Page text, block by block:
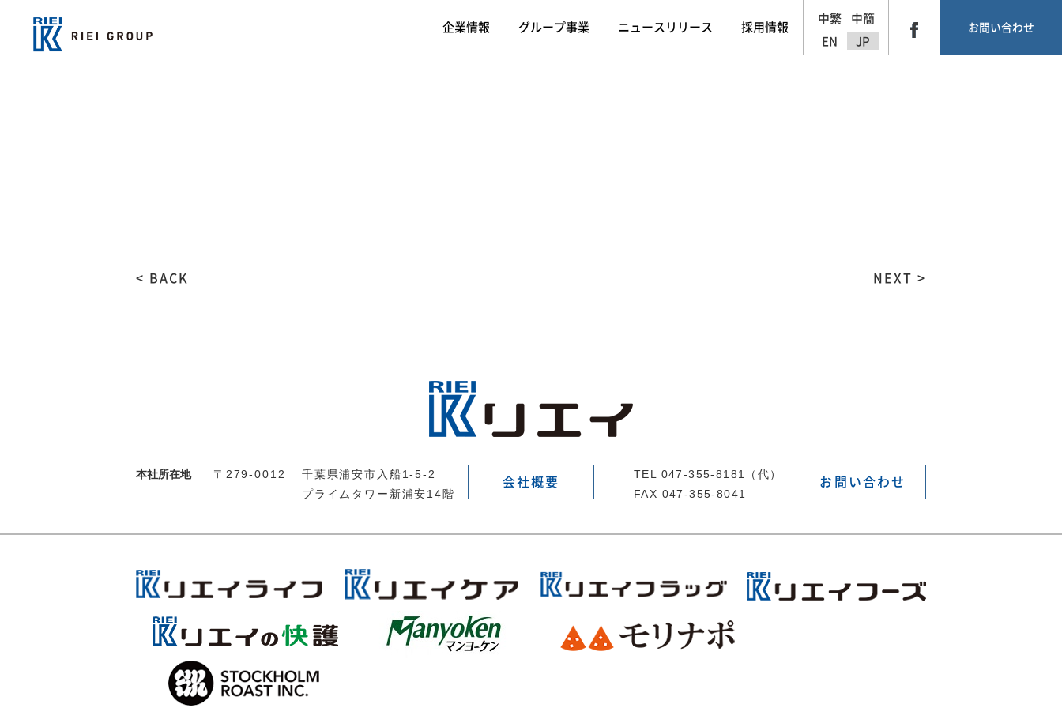
企業情報 グループ事業 ニュースリリース 採用情報
中繁
中簡
EN
JP
お問い合わせ
< BACK NEXT >
本社所在地 〒279-0012
千葉県浦安市入船1-5-2
プライムタワー新浦安14階
会社概要
TEL 047-355-8181（代）
FAX 047-355-8041
お問い合わせ